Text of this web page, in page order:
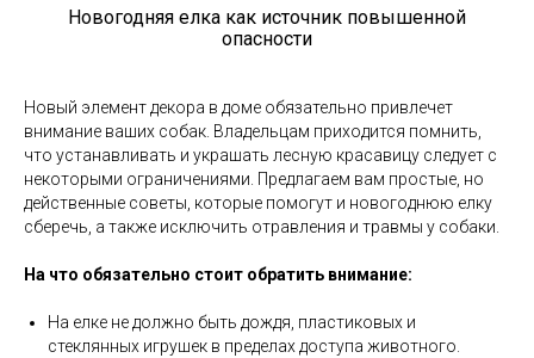
Новогодняя елка как источник повышенной
опасности
Новый элемент декора в доме обязательно привлечет
внимание ваших собак. Владельцам приходится помнить,
что устанавливать и украшать лесную красавицу следует с
некоторыми ограничениями. Предлагаем вам простые, но
действенные советы, которые помогут и новогоднюю елку
сберечь, а также исключить отравления и травмы у собаки.
На что обязательно стоит обратить внимание:
На елке не должно быть дождя, пластиковых и
стеклянных игрушек в пределах доступа животного.